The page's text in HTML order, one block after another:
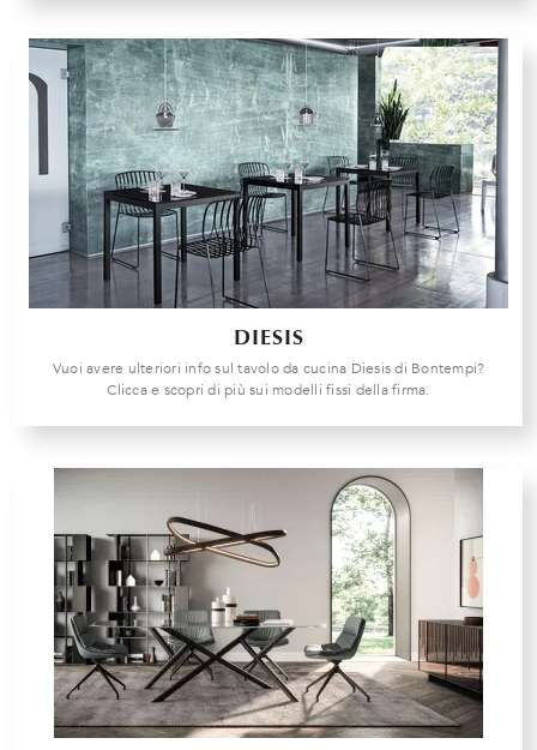
DIESIS
Vuoi avere ulteriori info sul tavolo da cucina Diesis di Bontempi?
Clicca e scopri di più sui modelli fissi della firma.